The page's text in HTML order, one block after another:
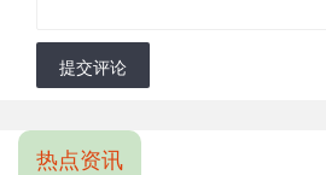
提交评论
热点资讯